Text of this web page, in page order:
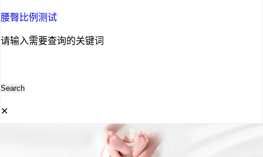
腰臀比例测试
请输入需要查询的关键词
✕